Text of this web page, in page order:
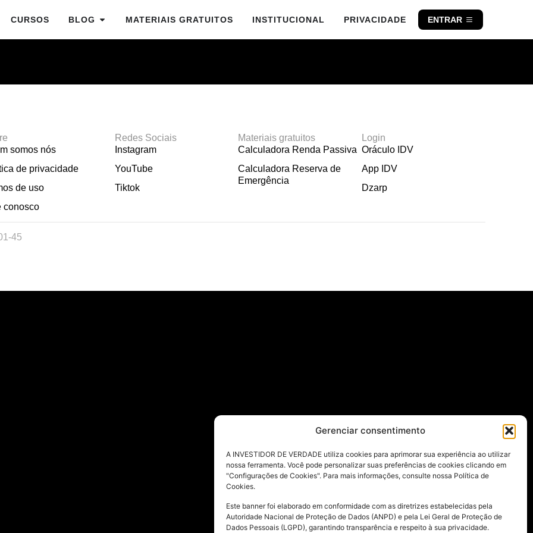
Gerenciar consentimento
A INVESTIDOR DE VERDADE utiliza cookies para aprimorar sua experiência ao utilizar
nossa ferramenta. Você pode personalizar suas preferências de cookies clicando em
"Configurações de Cookies". Para mais informações, consulte nossa Política de
Cookies.
Este banner foi elaborado em conformidade com as diretrizes estabelecidas pela
Autoridade Nacional de Proteção de Dados (ANPD) e pela Lei Geral de Proteção de
Dados Pessoais (LGPD), garantindo transparência e respeito à sua privacidade.
CURSOS BLOG MATERIAIS GRATUITOS INSTITUCIONAL PRIVACIDADE ENTRAR
somos nós
de privacidade
de uso
conosco
Redes Sociais
Instagram
YouTube
Tiktok
Materiais gratuitos
Calculadora Renda Passiva
Calculadora Reserva de
Emergência
Login
Oráculo IDV
App IDV
Dzarp
45